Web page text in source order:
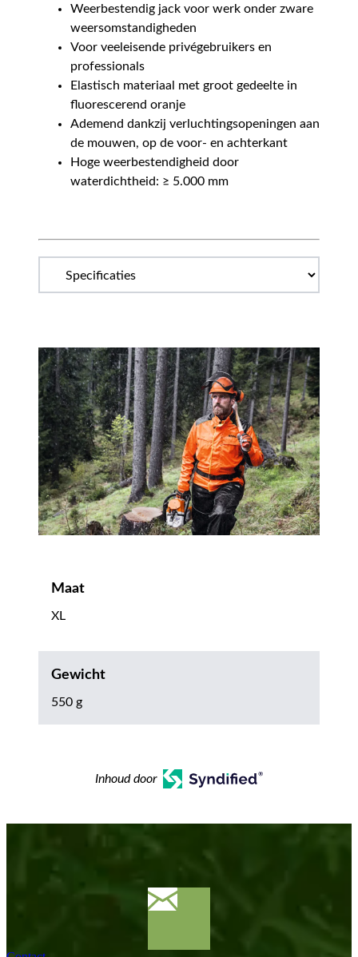
Weerbestendig jack voor werk onder zware
weersomstandigheden
Voor veeleisende privégebruikers en
professionals
Elastisch materiaal met groot gedeelte in
fluorescerend oranje
Ademend dankzij verluchtingsopeningen aan
de mouwen, op de voor- en achterkant
Hoge weerbestendigheid door
waterdichtheid: ≥ 5.000 mm
Maat
XL
Gewicht
550 g
Inhoud door